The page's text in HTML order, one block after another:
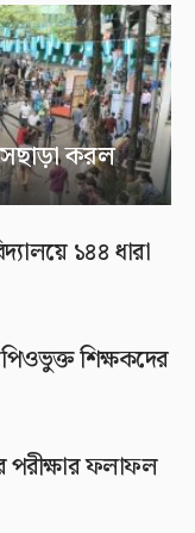
করল
১৪৪ ধারা
শিক্ষকদের
ফলাফল